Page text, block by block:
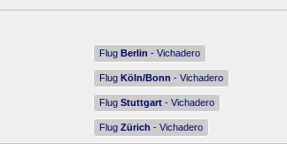
Flug Berlin - Vichadero
Flug Köln/Bonn - Vichadero
Flug Stuttgart - Vichadero
Flug Zürich - Vichadero